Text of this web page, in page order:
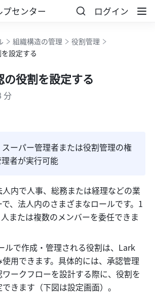
プセンター ログイン
組織構造の管理
役割管理
設定する
役割を設定する
分
ーパー管理者または役割管理の権
者が実行可能
人内で人事、総務または経理などの業
、法人内のさまざまなロールです。1
または複数のメンバーを委任できま
ルで作成・管理される役割は、Lark
用できます。具体的には、承認管理
ークフローを設計する際に、役割を
きます（下図は設定画面）。